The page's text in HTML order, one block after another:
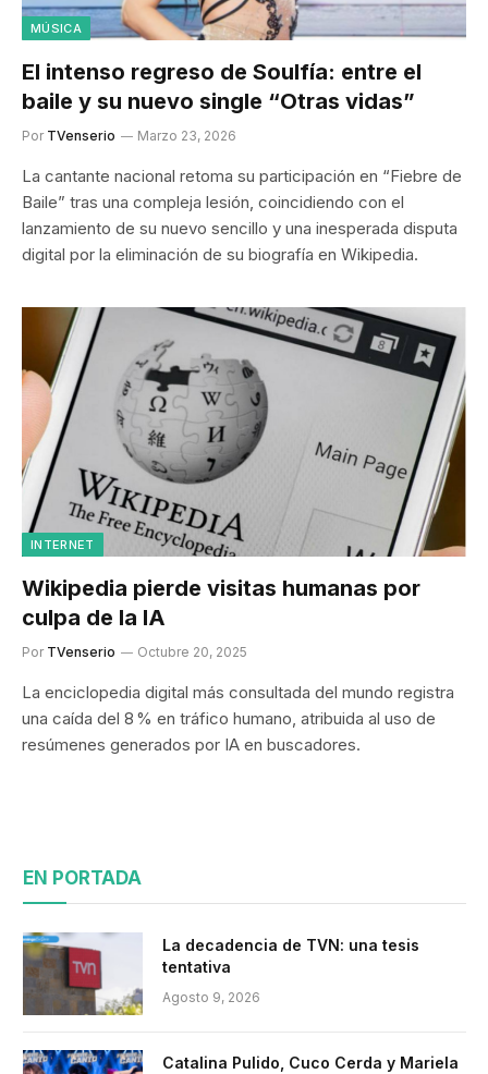
MÚSICA
El intenso regreso de Soulfía: entre el
baile y su nuevo single “Otras vidas”
Por TVenserio Marzo 23, 2026
La cantante nacional retoma su participación en “Fiebre de
Baile” tras una compleja lesión, coincidiendo con el
lanzamiento de su nuevo sencillo y una inesperada disputa
digital por la eliminación de su biografía en Wikipedia.
INTERNET
Wikipedia pierde visitas humanas por
culpa de la IA
Por TVenserio Octubre 20, 2025
La enciclopedia digital más consultada del mundo registra
una caída del 8 % en tráfico humano, atribuida al uso de
resúmenes generados por IA en buscadores.
EN PORTADA
La decadencia de TVN: una tesis
tentativa
Agosto 9, 2026
Catalina Pulido, Cuco Cerda y Mariela